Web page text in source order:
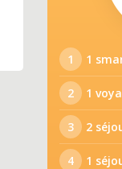
1 1
2 1
3 2
4 1